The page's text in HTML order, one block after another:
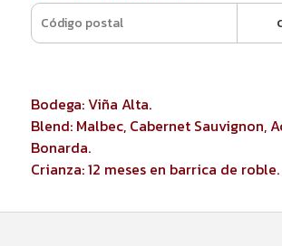
Bodega: Viña Alta.
Blend: Malbec, Cabernet Sauvignon,
Bonarda.
Crianza: 12 meses en barrica de roble.